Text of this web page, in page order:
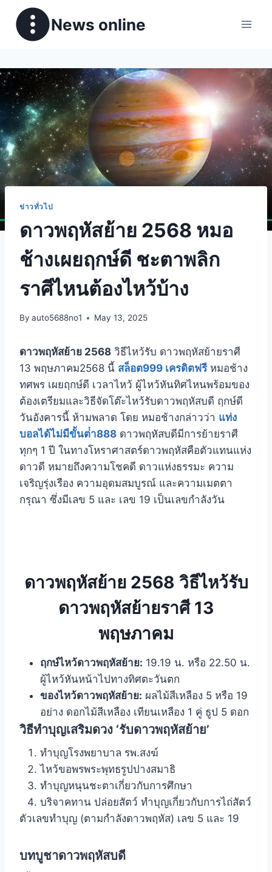
News online
ข่าวทั่วไป
ดาวพฤหัสย้าย 2568 หมอ
ช้างเผยฤกษ์ดี ชะตาพลิก
ราศีไหนต้องไหว้บ้าง
By auto5688no1 May 13, 2025
ดาวพฤหัสย้าย 2568 วิธีไหว้รับ ดาวพฤหัสย้ายราศี
13 พฤษภาคม2568 นี้ สล็อต999 เครดิตฟรีหมอช้าง
ทศพร เผยฤกษ์ดี เวลาไหว้ ผู้ไหว้หันทิศไหนพร้อมของ
ต้องเตรียมและวิธีจัดโต๊ะไหว้รับดาวพฤหัสบดี ฤกษ์ดี
วันอังคารนี้ ห้ามพลาด โดย หมอช้างกล่าวว่า แท่ง
บอลได้ไม่มีขั้นต่ํา888 ดาวพฤหัสบดีมีการย้ายราศี
ทุกๆ 1 ปี ในทางโหราศาสตร์ดาวพฤหัสคือตัวแทนแห่ง
ดาวดี หมายถึงความโชคดี ดาวแห่งธรรมะ ความ
เจริญรุ่งเรือง ความอุดมสมบูรณ์ และความเมตตา
กรุณา ซึ่งมีเลข 5 และ เลข 19 เป็นเลขกำลังวัน
ดาวพฤหัสย้าย 2568 วิธีไหว้รับ
ดาวพฤหัสย้ายราศี 13
พฤษภาคม
ฤกษ์ไหว้ดาวพฤหัสย้าย: 19.19 น. หรือ 22.50 น.
ผู้ไหว้หันหน้าไปทางทิศตะวันตก
ของไหว้ดาวพฤหัสย้าย: ผลไม้สีเหลือง 5 หรือ 19
อย่าง ดอกไม้สีเหลือง เทียนเหลือง 1 คู่ ธูป 5 ดอก
วิธีทำบุญเสริมดวง ‘รับดาวพฤหัสย้าย’
ทำบุญโรงพยาบาล รพ.สงฆ์
ไหว้ขอพรพระพุทธรูปปางสมาธิ
ทำบุญหนุนชะตาเกี่ยวกับการศึกษา
บริจาคทาน ปล่อยสัตว์ ทำบุญเกี่ยวกับการไถ่สัตว์
ตัวเลขทำบุญ (ตามกำลังดาวพฤหัส) เลข 5 และ 19
บทบูชาดาวพฤหัสบดี